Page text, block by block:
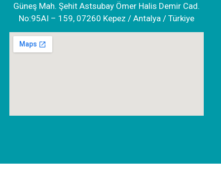
Güneş Mah. Şehit Astsubay Ömer Halis Demir Cad.
No:95AI – 159, 07260 Kepez / Antalya / Türkiye